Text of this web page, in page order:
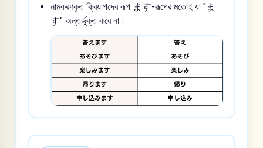
নামকরণকৃত ক্রিয়াপদের রূপ ます-রূপের মতোই যা "ま
す" অন্তর্ভুক্ত করে না।